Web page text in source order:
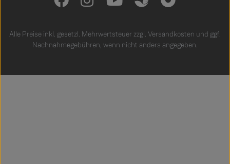
Alle Preise inkl. gesetzl. Mehrwertsteuer zzgl. Versandkosten und ggf.
Nachnahmegebühren, wenn nicht anders angegeben.